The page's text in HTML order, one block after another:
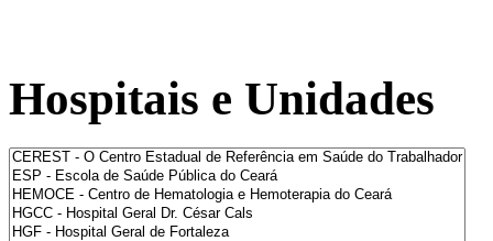
Hospitais e Unidades